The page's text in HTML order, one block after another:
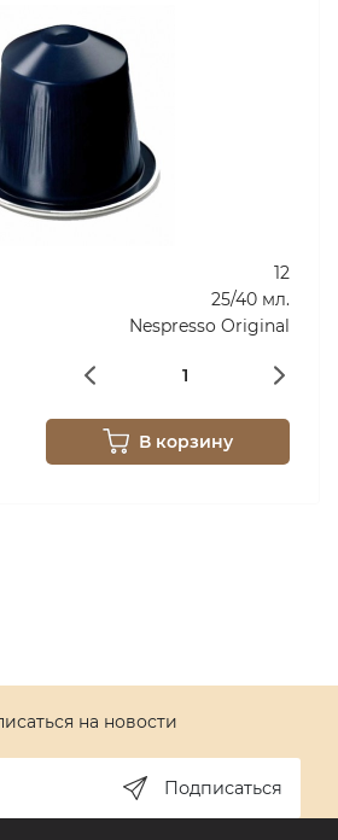
12
25/40 мл.
Nespresso Original
В корзину
на новости
Подписаться